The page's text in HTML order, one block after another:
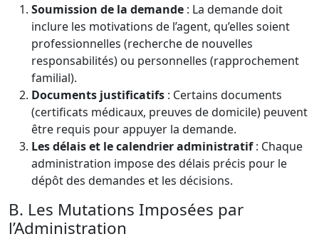
Soumission de la demande : La demande doit
inclure les motivations de l’agent, qu’elles soient
professionnelles (recherche de nouvelles
responsabilités) ou personnelles (rapprochement
familial).
Documents justificatifs : Certains documents
(certificats médicaux, preuves de domicile) peuvent
être requis pour appuyer la demande.
Les délais et le calendrier administratif: Chaque
administration impose des délais précis pour le
dépôt des demandes et les décisions.
B. Les Mutations Imposées par
l’Administration